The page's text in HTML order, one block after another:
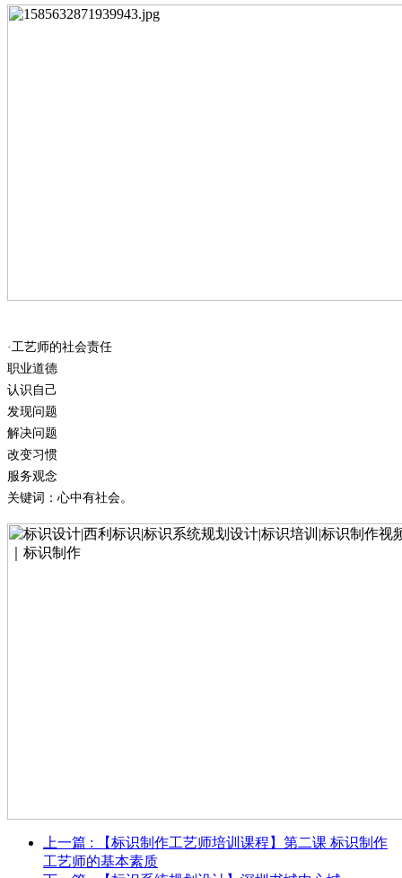
·工艺师的社会责任
职业道德
认识自己
发现问题
解决问题
改变习惯
服务观念
关键词：心中有社会。
上一篇 : 【标识制作工艺师培训课程】第二课 标识制作
工艺师的基本素质